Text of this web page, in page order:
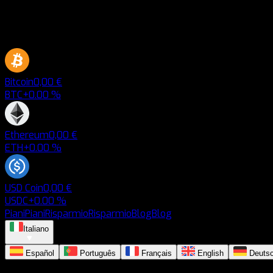
Bitcoin0,00 €
BTC+0.00 %
Ethereum0,00 €
ETH+0.00 %
USD Coin0,00 €
USDC+0.00 %
PianiPianiRisparmioRisparmioBlogBlog
Italiano
Español Português Français English